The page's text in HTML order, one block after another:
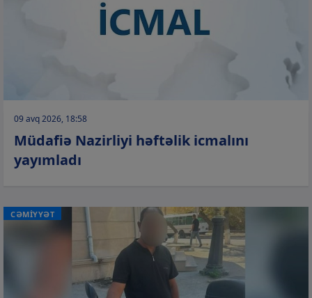
09 avq 2026, 18:58
Müdafiə Nazirliyi həftəlik icmalını
yayımladı
CƏMİYYƏT